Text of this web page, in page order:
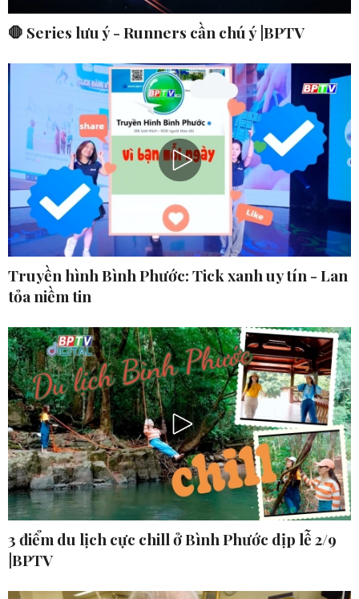
🛑 Series lưu ý - Runners cần chú ý |BPTV
Truyền hình Bình Phước: Tick xanh uy tín - Lan
tỏa niềm tin
3 điểm du lịch cực chill ở Bình Phước dịp lễ 2/9
|BPTV